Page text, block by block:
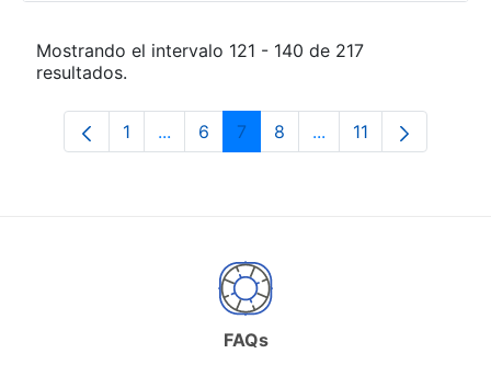
Mostrando el intervalo 121 - 140 de 217
resultados.
Página
1 ...Páginas intermedias Use TAB para
Página
6 Página
7 Página
8 ...Páginas intermedias
Página
11
FAQs